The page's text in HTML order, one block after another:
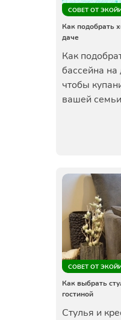
СОВЕТ ОТ
Как подобрать
даче
Как
бассейна на
чтобы
вашей
СОВЕТ ОТ
Как выбрать
гостиной
Стулья и